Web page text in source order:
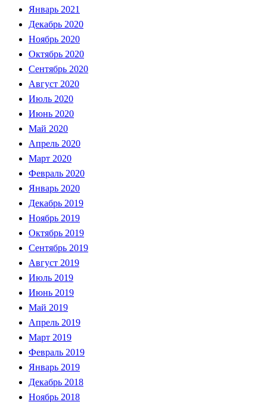
Январь 2021
Декабрь 2020
Ноябрь 2020
Октябрь 2020
Сентябрь 2020
Август 2020
Июль 2020
Июнь 2020
Май 2020
Апрель 2020
Март 2020
Февраль 2020
Январь 2020
Декабрь 2019
Ноябрь 2019
Октябрь 2019
Сентябрь 2019
Август 2019
Июль 2019
Июнь 2019
Май 2019
Апрель 2019
Март 2019
Февраль 2019
Январь 2019
Декабрь 2018
Ноябрь 2018